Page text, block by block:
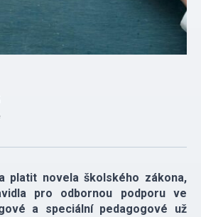
platit novela školského zákona,
pro odbornou podporu ve
a speciální pedagogové už